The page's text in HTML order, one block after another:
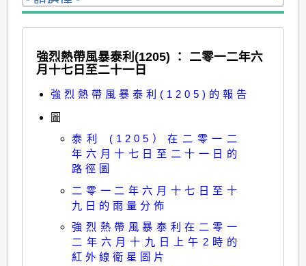
強烈熱帶風暴泰利(1205) ： 二零一二年六
月十七日至二十一日
強烈熱帶風暴泰利(1205)的報告
圖
泰利 (1205）在二零一二
年六月十七日至二十一日的
路徑圖
二零一二年六月十七日至十
九日的雨量分佈
強烈熱帶風暴泰利在二零一
二年六月十九日上午2時的
紅外線衛星圖片